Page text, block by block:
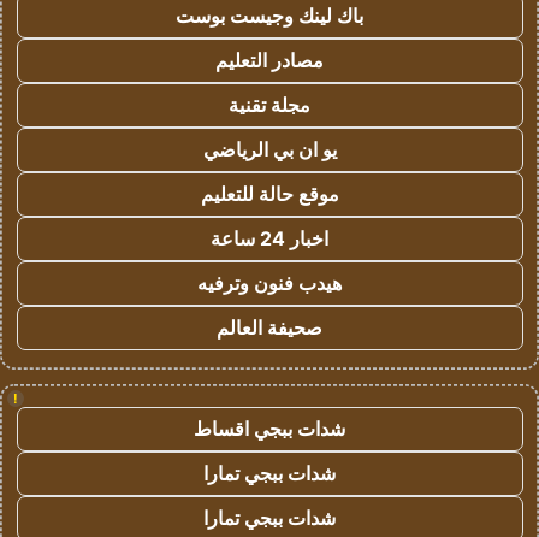
باك لينك وجيست بوست
مصادر التعليم
مجلة تقنية
يو ان بي الرياضي
موقع حالة للتعليم
اخبار 24 ساعة
هيدب فنون وترفيه
صحيفة العالم
!
شدات ببجي اقساط
شدات ببجي تمارا
شدات ببجي تمارا